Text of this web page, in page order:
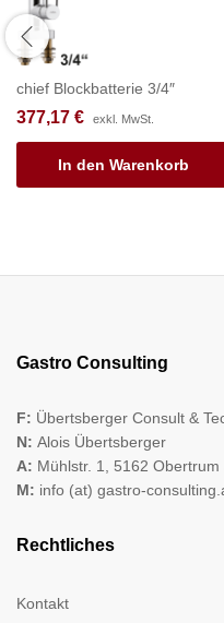
chief Blockbatterie 3/4″
377,17 € exkl. MwSt.
In den Warenkorb
Gastro Consulting
F: Übertsberger Consult &
N: Alois Übertsberger
A: Mühlstr. 1, 5162 Obertrum
M: info (at) gastro-
Rechtliches
Kontakt